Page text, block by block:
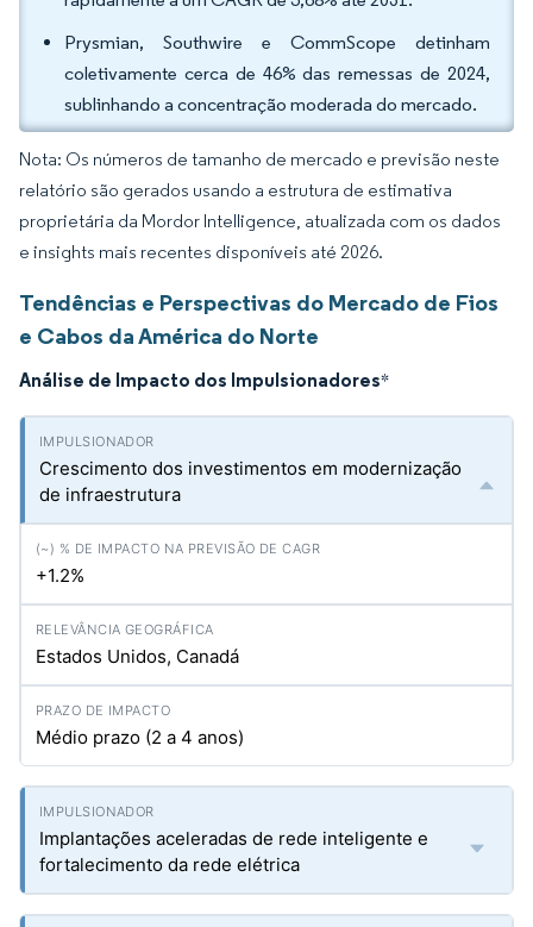
Prysmian, Southwire e CommScope detinham
coletivamente cerca de 46% das remessas de 2024,
sublinhando a concentração moderada do mercado.
Nota: Os números de tamanho de mercado e previsão neste
relatório são gerados usando a estrutura de estimativa
proprietária da Mordor Intelligence, atualizada com os dados
e insights mais recentes disponíveis até 2026.
Tendências e Perspectivas do Mercado de Fios
e Cabos da América do Norte
Análise de Impacto dos Impulsionadores*
Crescimento dos investimentos em modernização
de infraestrutura
+1.2%
Estados Unidos, Canadá
Médio prazo (2 a 4 anos)
Implantações aceleradas de rede inteligente e
fortalecimento da rede elétrica